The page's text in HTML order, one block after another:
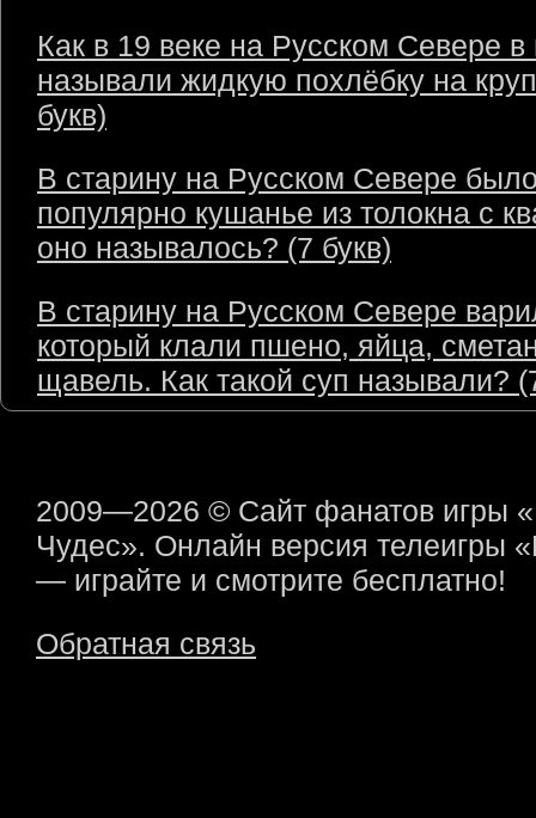
Как в 19 веке на Русском Севере в
называли жидкую похлёбку на
букв)
В старину на Русском Севере
популярно кушанье из толокна с
оно называлось? (7 букв)
В старину на Русском Севере
который клали пшено, яйца,
щавель. Как такой суп называли?
2009—2026 © Сайт фанатов игры
Чудес». Онлайн версия телеигры
— играйте и смотрите бесплатно!
Обратная связь